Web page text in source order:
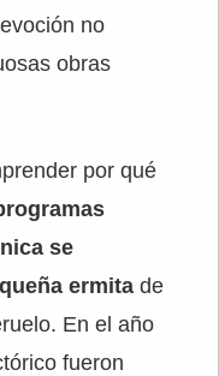
no
obras
por qué
se
ermita de
En el año
fueron